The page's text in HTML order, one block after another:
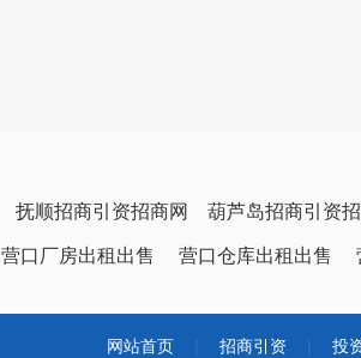
抚顺招商引资招商网 葫芦岛招商引资
营口厂房出租出售 营口仓库出租出售
网站首页 招商引资 投